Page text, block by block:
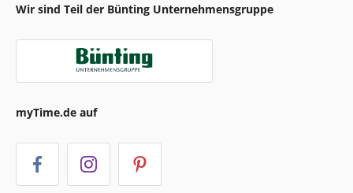
Wir sind Teil der Bünting Unternehmensgruppe
myTime.de auf